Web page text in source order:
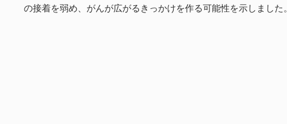
の接着を弱め、がんが広がるきっかけを作る可能性を示しました。